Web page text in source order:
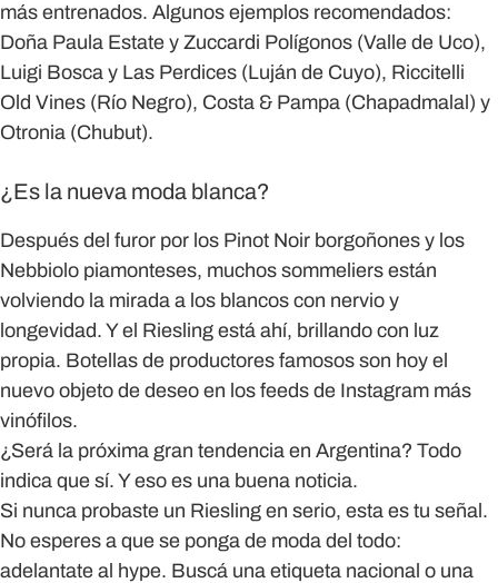
más entrenados. Algunos ejemplos recomendados:
Doña Paula Estate y Zuccardi Polígonos (Valle de Uco),
Luigi Bosca y Las Perdices (Luján de Cuyo), Riccitelli
Old Vines (Río Negro), Costa & Pampa (Chapadmalal) y
Otronia (Chubut).
¿Es la nueva moda blanca?
Después del furor por los Pinot Noir borgoñones y los
Nebbiolo piamonteses, muchos sommeliers están
volviendo la mirada a los blancos con nervio y
longevidad. Y el Riesling está ahí, brillando con luz
propia. Botellas de productores famosos son hoy el
nuevo objeto de deseo en los feeds de Instagram más
vinófilos.
¿Será la próxima gran tendencia en Argentina? Todo
indica que sí. Y eso es una buena noticia.
Si nunca probaste un Riesling en serio, esta es tu señal.
No esperes a que se ponga de moda del todo:
adelantate al hype. Buscá una etiqueta nacional o una